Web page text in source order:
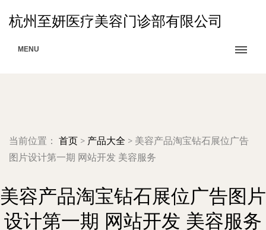
杭州至妍医疗美容门诊部有限公司
MENU
当前位置： 首页 > 产品大全 > 美容产品淘宝钻石展位广告
图片设计第一期 网站开发 美容服务
美容产品淘宝钻石展位广告图片
设计第一期 网站开发 美容服务